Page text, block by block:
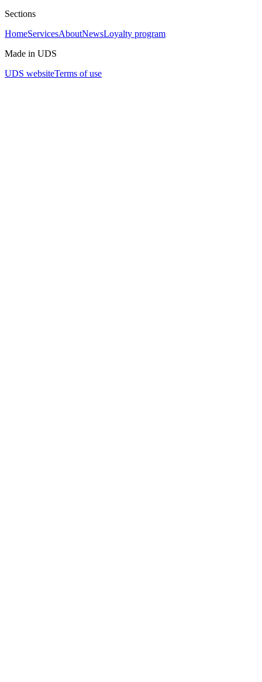
Sections
HomeServicesAboutNewsLoyalty program
Made in UDS
UDS websiteTerms of use